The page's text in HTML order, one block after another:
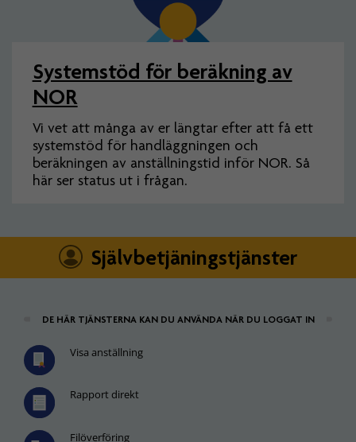
Systemstöd för beräkning av
NOR
Vi vet att många av er längtar efter att få ett
systemstöd för handläggningen och
beräkningen av anställningstid inför NOR. Så
här ser status ut i frågan.
Självbetjäningstjänster
DE HÄR TJÄNSTERNA KAN DU ANVÄNDA NÄR DU LOGGAT IN
Visa anställning
Rapport direkt
Filöverföring